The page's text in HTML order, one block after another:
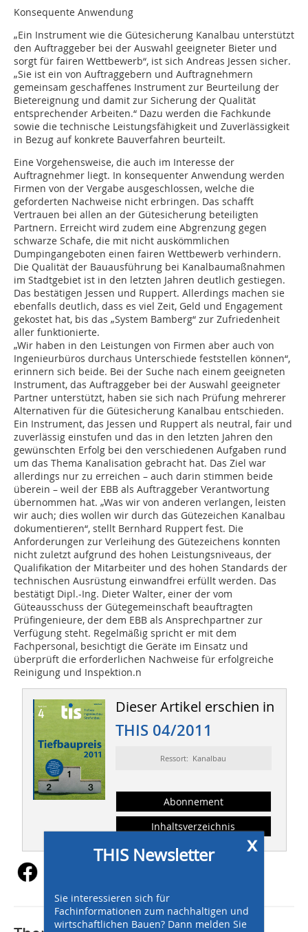
Konsequente Anwendung
„Ein Instrument wie die Gütesicherung Kanalbau unterstützt
den Auftraggeber bei der Auswahl geeigneter Bieter und
sorgt für fairen Wettbewerb“, ist sich Andreas Jessen sicher.
„Sie ist ein von Auftraggebern und Auftragnehmern
gemeinsam geschaffenes Instrument zur Beurteilung der
Bietereignung und damit zur Sicherung der Qualität
entsprechender Arbeiten.“ Dazu werden die Fachkunde
sowie die technische Leistungsfähigkeit und Zuverlässigkeit
in Bezug auf konkrete Bauverfahren beurteilt.
Eine Vorgehensweise, die auch im Interesse der
Auftragnehmer liegt. In konsequenter Anwendung werden
Firmen von der Vergabe ausgeschlossen, welche die
geforderten Nachweise nicht erbringen. Das schafft
Vertrauen bei allen an der Gütesicherung beteiligten
Partnern. Erreicht wird zudem eine Abgrenzung gegen
schwarze Schafe, die mit nicht auskömmlichen
Dumpingangeboten einen fairen Wettbewerb verhindern.
Die Qualität der Bauausführung bei Kanalbaumaßnahmen
im Stadtgebiet ist in den letzten Jahren deutlich gestiegen.
Das bestätigen Jessen und Ruppert. Allerdings machen sie
ebenfalls deutlich, dass es viel Zeit, Geld und Engagement
gekostet hat, bis das „System Bamberg“ zur Zufriedenheit
aller funktionierte.
„Wir haben in den Leistungen von Firmen aber auch von
Ingenieurbüros durchaus Unterschiede feststellen können“,
erinnern sich beide. Bei der Suche nach einem geeigneten
Instrument, das Auftraggeber bei der Auswahl geeigneter
Partner unterstützt, haben sie sich nach Prüfung mehrerer
Alternativen für die Gütesicherung Kanalbau entschieden.
Ein Instrument, das Jessen und Ruppert als neutral, fair und
zuverlässig einstufen und das in den letzten Jahren den
gewünschten Erfolg bei den verschiedenen Aufgaben rund
um das Thema Kanalisation gebracht hat. Das Ziel war
allerdings nur zu erreichen – auch darin stimmen beide
überein – weil der EBB als Auftraggeber Verantwortung
übernommen hat. „Was wir von anderen verlangen, leisten
wir auch; dies wollen wir durch das Gütezeichen Kanalbau
dokumentieren“, stellt Bernhard Ruppert fest. Die
Anforderungen zur Verleihung des Gütezeichens konnten
nicht zuletzt aufgrund des hohen Leistungsniveaus, der
Qualifikation der Mitarbeiter und des hohen Standards der
technischen Ausrüstung einwandfrei erfüllt werden. Das
bestätigt Dipl.-Ing. Dieter Walter, einer der vom
Güteausschuss der Gütegemeinschaft beauftragten
Prüfingenieure, der dem EBB als Ansprechpartner zur
Verfügung steht. Regelmäßig spricht er mit dem
Fachpersonal, besichtigt die Geräte im Einsatz und
überprüft die erforderlichen Nachweise für erfolgreiche
Reinigung und Inspektion.n
Dieser Artikel erschien in
THIS 04/2011
Ressort: Kanalbau
Abonnement
Inhaltsverzeichnis
x
THIS Newsletter
Sie interessieren sich für
Fachinformationen zum nachhaltigen und
wirtschaftlichen Bauen? Dann melden Sie